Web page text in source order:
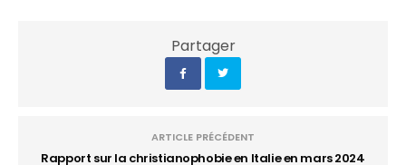
Partager
ARTICLE PRÉCÉDENT
Rapport sur la christianophobie en Italie en mars 2024